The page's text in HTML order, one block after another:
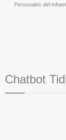
Personales del
Chatbot